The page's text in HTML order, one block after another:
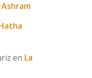
en La